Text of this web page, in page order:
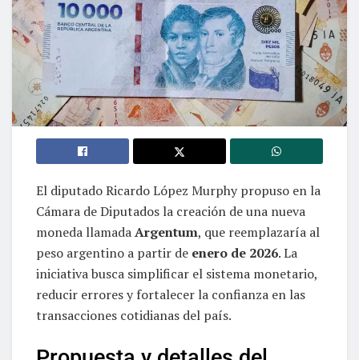
El diputado Ricardo López Murphy propuso en la
Cámara de Diputados la creación de una nueva
moneda llamadaArgentum, que reemplazaría al
peso argentino a partir de enero de 2026. La
iniciativa busca simplificar el sistema monetario,
reducir errores y fortalecer la confianza en las
transacciones cotidianas del país.